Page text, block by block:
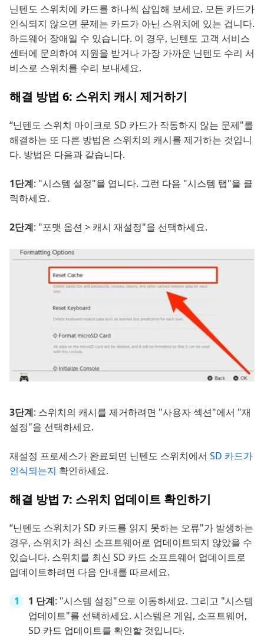
닌텐도 스위치에 카드를 하나씩 삽입해 보세요. 모든 카드가
인식되지 않으면 문제는 카드가 아닌 스위치에 있는 겁니다.
하드웨어 장애일 수 있습니다. 이 경우, 닌텐도 고객 서비스
센터에 문의하여 지원을 받거나 가장 가까운 닌텐도 수리 서
비스로 스위치를 수리 보내세요.
해결 방법 6: 스위치 캐시 제거하기
“닌텐도 스위치 마이크로 SD 카드가 작동하지 않는 문제"를
해결하는 또 다른 방법은 스위치의 캐시를 제거하는 것입니
다. 방법은 다음과 같습니다.
1단계: "시스템 설정"을 엽니다. 그런 다음 "시스템 탭"을 클
릭하세요.
2단계: "포맷 옵션 > 캐시 재설정"을 선택하세요.
3단계: 스위치의 캐시를 제거하려면 "사용자 섹션"에서 "재
설정"을 선택하세요.
재설정 프로세스가 완료되면 닌텐도 스위치에서 SD 카드가
인식되는지 확인하세요.
해결 방법 7: 스위치 업데이트 확인하기
“닌텐도 스위치가 SD 카드를 읽지 못하는 오류"가 발생하는
경우, 스위치가 최신 소프트웨어로 업데이트되지 않았을 수
있습니다. 스위치를 최신 SD 카드 소프트웨어 업데이트로
업데이트하려면 다음 안내를 따르세요.
1 단계: "시스템 설정"으로 이동하세요. 그리고 "시스템
업데이트"를 선택하세요. 시스템은 게임, 소프트웨어,
SD 카드 업데이트를 확인할 것입니다.